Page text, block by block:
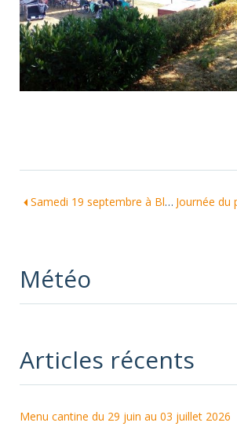
Samedi 19 septembre à Blessac-
Météo
Articles récents
Menu cantine du 29 juin au 03 juillet 2026